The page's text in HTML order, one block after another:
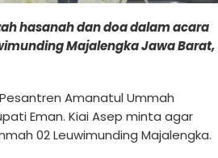
hasanah dan doa dalam acara
Majalengka Jawa Barat,
Amanatul Ummah
Eman. Kiai Asep minta agar
02 Leuwimunding Majalengka.